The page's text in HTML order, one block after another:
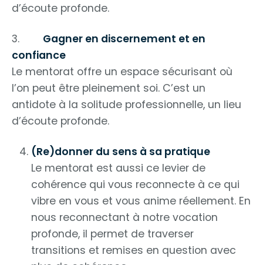
d’écoute profonde.
3. Gagner en discernement et en
confiance
Le mentorat offre un espace sécurisant où
l’on peut être pleinement soi. C’est un
antidote à la solitude professionnelle, un lieu
d’écoute profonde.
(Re)donner du sens à sa pratique
Le mentorat est aussi ce levier de
cohérence qui vous reconnecte à ce qui
vibre en vous et vous anime réellement. En
nous reconnectant à notre vocation
profonde, il permet de traverser
transitions et remises en question avec